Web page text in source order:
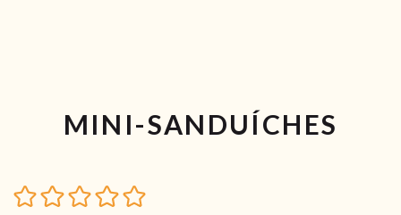
MINI-SANDUÍCHES